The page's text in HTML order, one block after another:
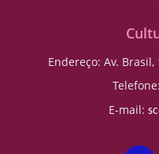
Endereço: Av. Brasil,
Telefone:
E-mail: